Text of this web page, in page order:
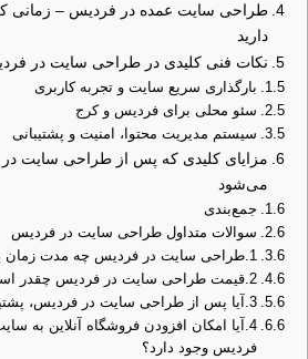
طراحی سایت عمده در فردیس – زمانی
دارید
نکات فنی کلیدی در طراحی سایت در
بارگذاری سریع سایت و تجربه کاربری
سئو محلی برای فردیس و کرج
سیستم مدیریت محتوا، امنیت و پشتیبانی
مزایای کلیدی که پس از طراحی سایت
می‌شود
جمع‌بندی
سوالات متداول طراحی سایت در فردیس
1.طراحی سایت در فردیس چه مدت زمان می‌برد؟
2.قیمت طراحی سایت در فردیس چقدر است؟
3.آیا پس از طراحی سایت در فردیس، پشتیبانی نیز ارائه می‌شود؟
4.آیا امکان افزودن فروشگاه آنلاین به
فردیس وجود دارد؟